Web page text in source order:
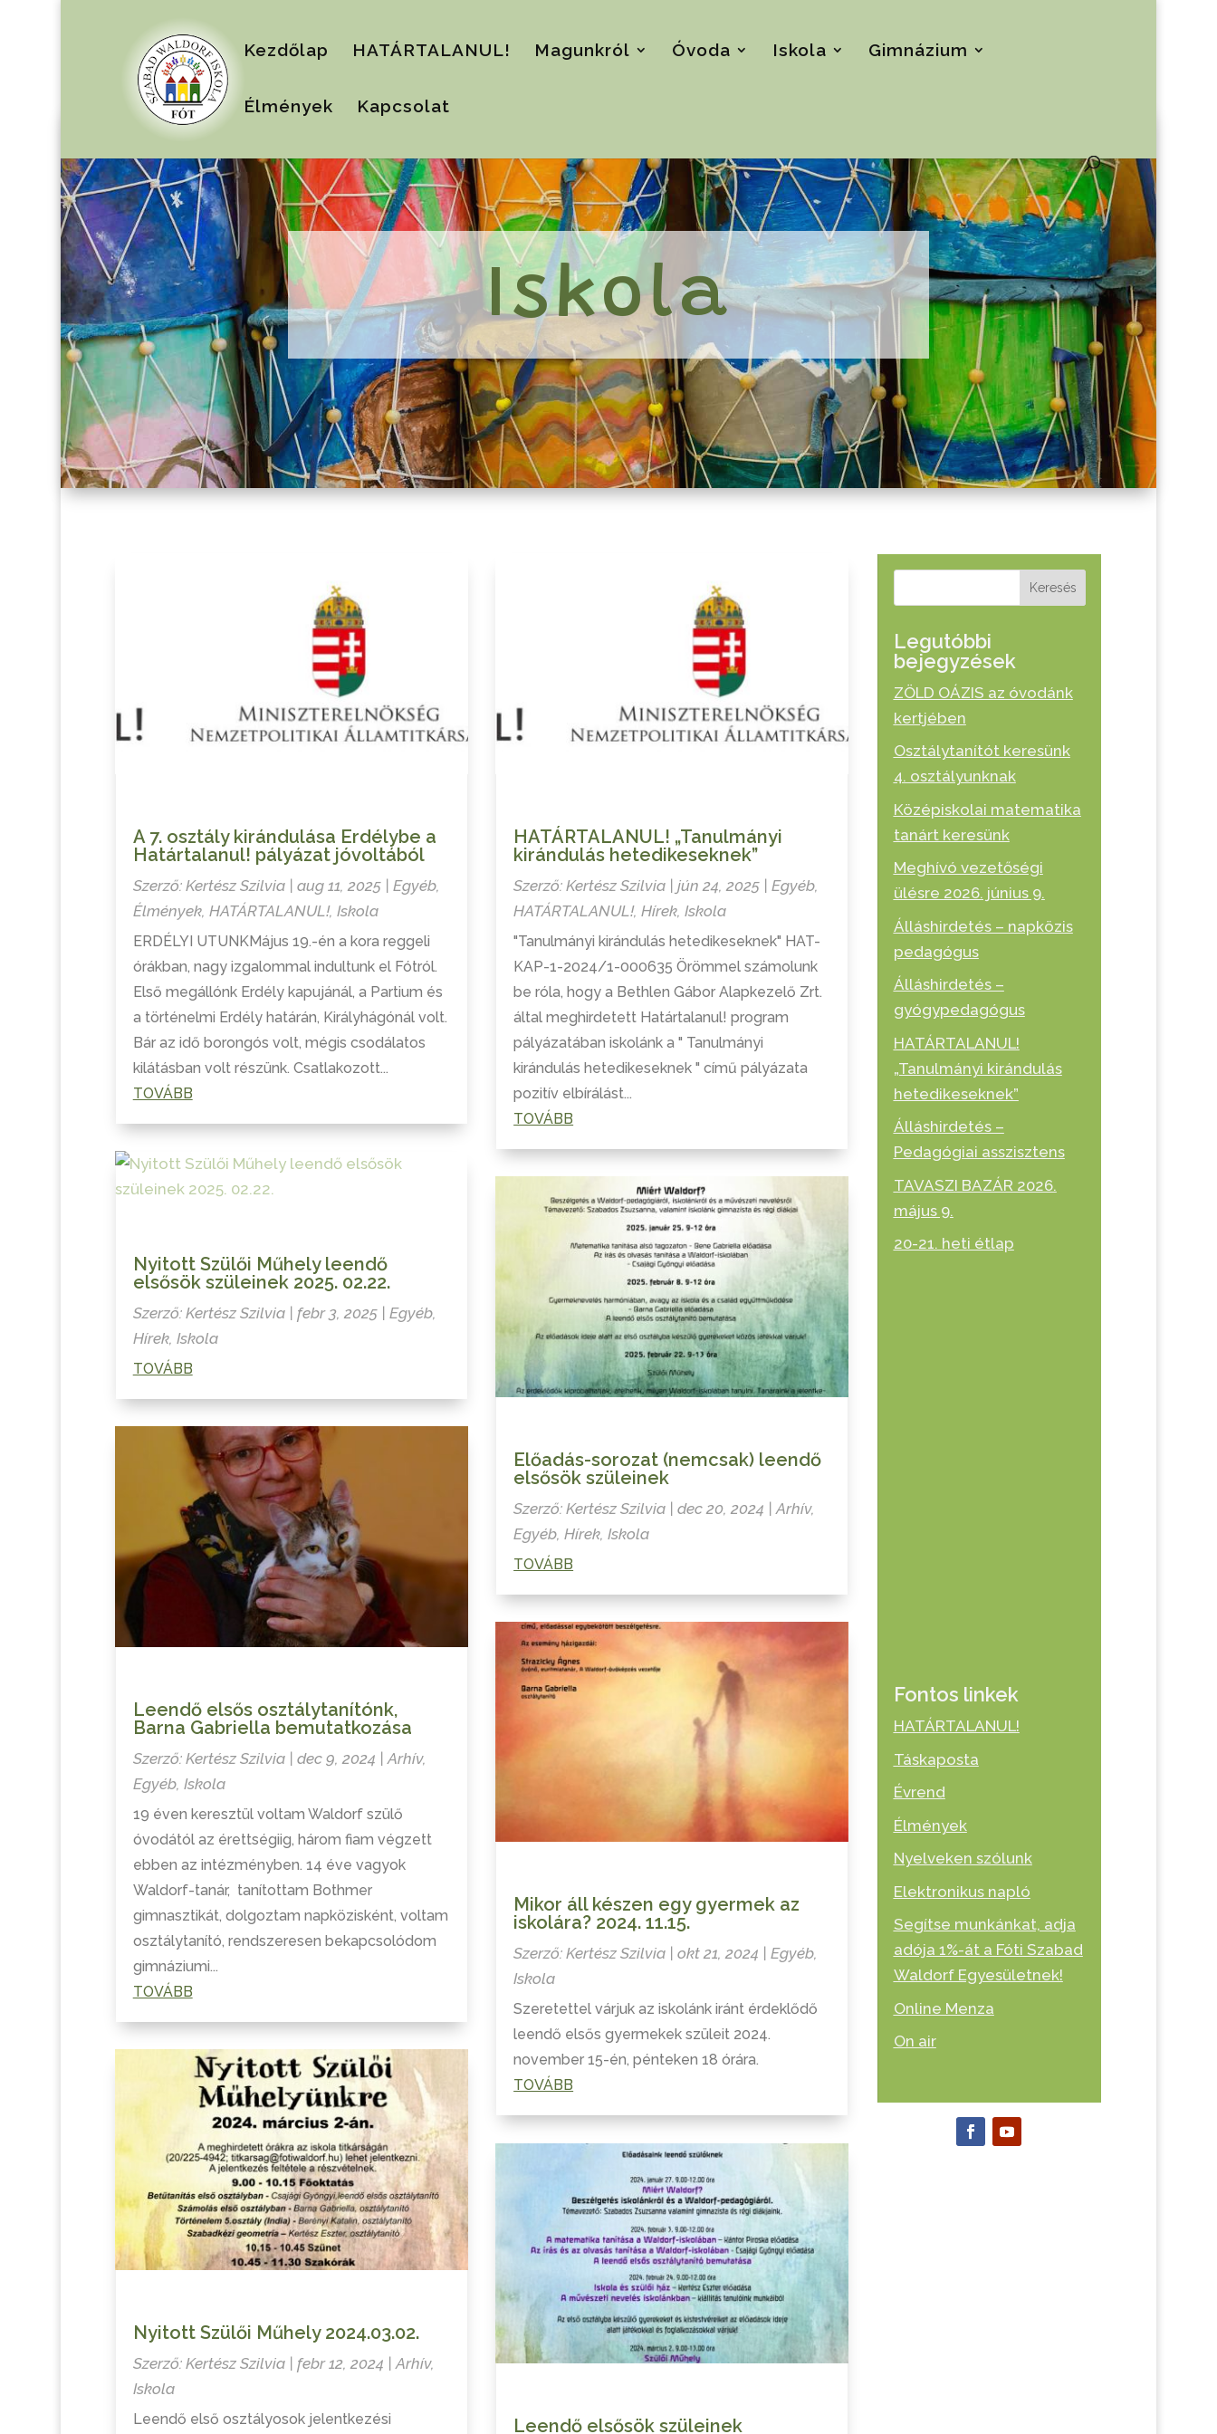
Kezdőlap HATÁRTALANUL! Magunkról Óvoda Iskola Gimnázium
Élmények Kapcsolat
Iskola
A 7. osztály kirándulása Erdélybe a
Határtalanul! pályázat jóvoltából
Szerző: Kertész Szilvia| aug 11, 2025| Egyéb,
Élmények, HATÁRTALANUL!, Iskola
ERDÉLYI UTUNKMájus 19.-én a kora reggeli
órákban, nagy izgalommal indultunk el Fótról.
Első megállónk Erdély kapujánál, a Partium és
a történelmi Erdély határán, Királyhágónál volt.
Bár az idő borongós volt, mégis csodálatos
kilátásban volt részünk. Csatlakozott...
TOVÁBB
Nyitott Szülői Műhely leendő
elsősök szüleinek 2025. 02.22.
Szerző: Kertész Szilvia| febr 3, 2025| Egyéb,
Hírek, Iskola
TOVÁBB
Leendő elsős osztálytanítónk,
Barna Gabriella bemutatkozása
Szerző: Kertész Szilvia| dec 9, 2024 | Arhív,
Egyéb, Iskola
19 éven keresztül voltam Waldorf szülő
óvodától az érettségiig, három fiam végzett
ebben az intézményben. 14 éve vagyok
Waldorf-tanár, tanítottam Bothmer
gimnasztikát, dolgoztam napközisként, voltam
osztálytanító, rendszeresen bekapcsolódom
gimnáziumi...
TOVÁBB
Nyitott Szülői Műhely 2024.03.02.
Szerző: Kertész Szilvia| febr 12, 2024 | Arhív,
Iskola
Leendő első osztályosok jelentkezési
HATÁRTALANUL! „Tanulmányi
kirándulás hetedikeseknek”
Szerző:Kertész Szilvia |jún 24, 2025 |Egyéb
HATÁRTALANUL!,Hírek ,Iskola
"Tanulmányi kirándulás hetedikeseknek" HAT-
KAP-1-2024/1-000635 Örömmel számolunk
be róla, hogy a Bethlen Gábor Alapkezelő Zrt.
által meghirdetett Határtalanul! program
pályázatában iskolánk a " Tanulmányi
kirándulás hetedikeseknek " című pályázata
pozitív elbírálást...
TOVÁBB
Előadás-sorozat (nemcsak) leendő
elsősök szüleinek
Szerző:Kertész Szilvia |dec 20, 2024 |Arhív,
Egyéb ,Hírek ,Iskola
TOVÁBB
Mikor áll készen egy gyermek az
iskolára? 2024. 11.15.
Szerző:Kertész Szilvia |okt 21, 2024 |Egyéb,
Iskola
Szeretettel várjuk az iskolánk iránt érdeklődő
leendő elsős gyermekek szüleit 2024.
november 15-én, pénteken 18 órára.
TOVÁBB
Leendő elsősök szüleinek
Keresés
Legutóbbi
bejegyzések
ZÖLD OÁZIS az óvodánk
kertjében
Osztálytanítót keresünk
4. osztályunknak
Középiskolai matematika
tanárt keresünk
Meghívó vezetőségi
ülésre 2026. június 9.
Álláshirdetés – napközis
pedagógus
Álláshirdetés –
gyógypedagógus
HATÁRTALANUL!
„Tanulmányi kirándulás
hetedikeseknek”
Álláshirdetés –
Pedagógiai asszisztens
TAVASZI BAZÁR 2026.
május 9.
20-21. heti étlap
Fontos linkek
HATÁRTALANUL!
Táskaposta
Évrend
Élmények
Nyelveken szólunk
Elektronikus napló
Segítse munkánkat, adja
adója 1%-át a Fóti Szabad
Waldorf Egyesületnek!
Online Menza
On air